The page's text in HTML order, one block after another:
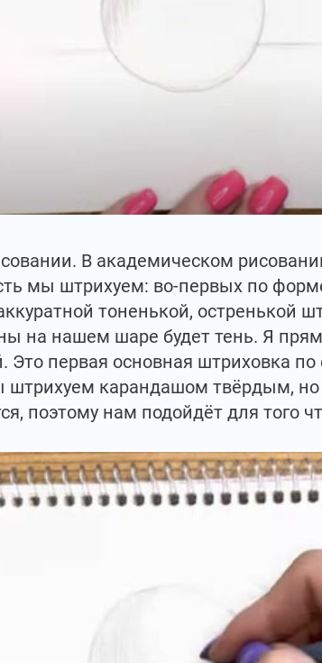
В академическом
мы штрихуем: во-первых по
тоненькой, остренькой
на нашем шаре будет тень. Я
Это первая основная штриховка
карандашом твёрдым, но
поэтому нам подойдёт для того